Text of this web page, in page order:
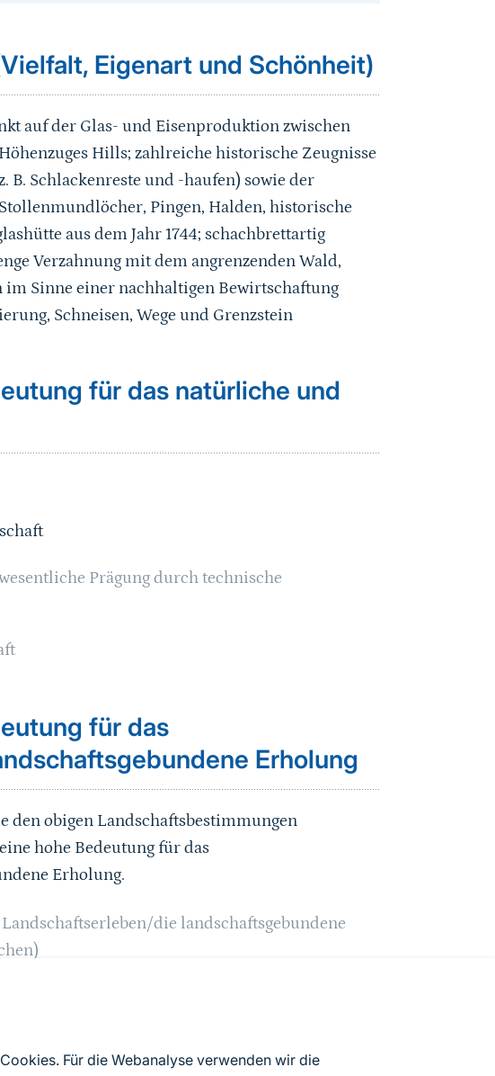
Für die Webanalyse verwenden wir die
Eigenart und Schönheit)
auf der Glas- und Eisenproduktionzwischen
Hills; zahlreiche historische Zeugnisse
Schlackenreste und -haufen) sowie der
Pingen, Halden, historische
aus dem Jahr 1744; schachbrettartig
Verzahnung mit dem angrenzenden Wald,
im Sinne einer nachhaltigen Bewirtschaftung
Schneisen, Wege und Grenzstein
für das natürliche und
Prägung durch technische
für das
Erholung
den obigen Landschaftsbestimmungen
hohe Bedeutung für das
Erholung.
die landschaftsgebundene